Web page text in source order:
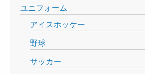
ユニフォーム
アイスホッケー
野球
サッカー